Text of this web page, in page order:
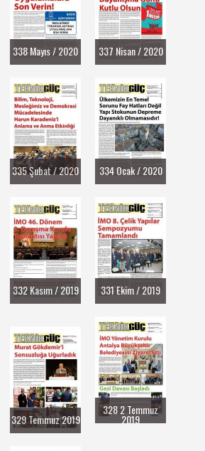
338 Mayıs / 2020 337 Nisan / 2020
335 Şubat / 2020 334 Ocak / 2020
332 Kasım / 2019 331 Ekim / 2019
329 Temmuz 2019
328 2 Temmuz
2019